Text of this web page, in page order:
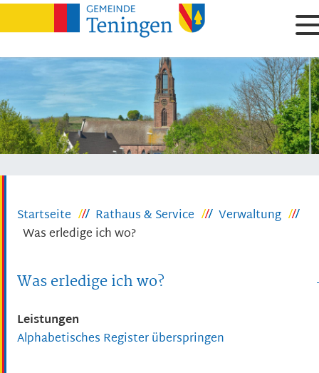
Startseite Rathaus & Service
Verwaltung
Was erledige ich wo?
Was erledige ich wo?
Leistungen
Alphabetisches Register überspringen